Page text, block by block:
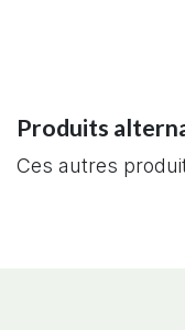
Produits
Ces autres